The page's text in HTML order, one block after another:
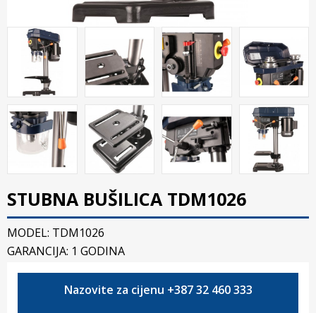
STUBNA BUŠILICA TDM1026
MODEL: TDM1026
GARANCIJA: 1 GODINA
Nazovite za cijenu +387 32 460 333